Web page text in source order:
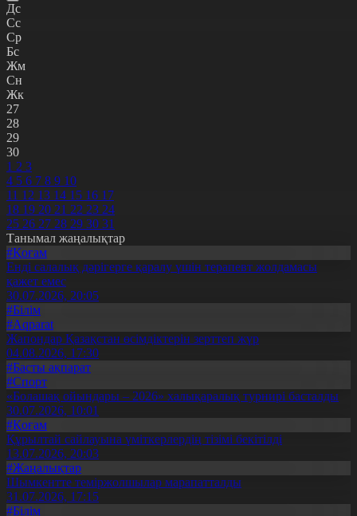
Дс
Сс
Ср
Бс
Жм
Сн
Жк
27
28
29
30
1 2 3
4 5 6 7 8 9 10
11 12 13 14 15 16 17
18 19 20 21 22 23 24
25 26 27 28 29 30 31
Танымал жаңалықтар
#Қоғам
Енді салалық дәрігерге қаралу үшін терапевт жолдамасы
қажет емес
30.07.2026, 20:05
#Білім
#Aqparat
Жапондар Қазақстан өсімдіктерін зерттеп жүр
04.08.2026, 17:30
#Басты ақпарат
#Спорт
«Болашақ ойындары – 2026» халықаралық турнирі басталды
30.07.2026, 10:01
#Қоғам
Құрылтай сайлауына үміткерлердің тізімі бекітілді
13.07.2026, 20:03
#Жаңалықтар
Шымкентте теміржолшылар марапатталды
31.07.2026, 17:15
#Білім